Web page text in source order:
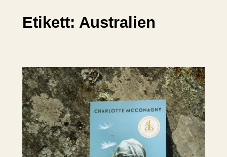
Etikett: Australien